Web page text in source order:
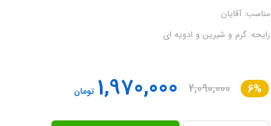
مناسب: آقایان
رایحه: گرم و شیرین و ادویه ای
6%
2,090,000
1,970,000 تومان